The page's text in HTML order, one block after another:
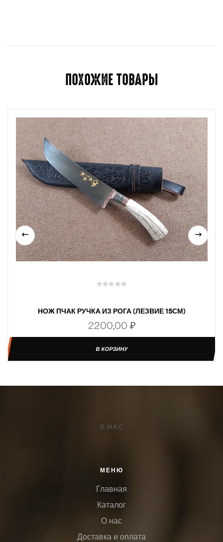
ПОХОЖИЕ ТОВАРЫ
НОЖ ПЧАК РУЧКА ИЗ РОГА (ЛЕЗВИЕ 15СМ)
2200,00 ₽
В КОРЗИНУ
О НАС
МЕНЮ
Главная
Каталог
О нас
Доставка и оплата